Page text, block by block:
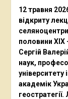
12 травня
відкриту
половини ХІХ
Сергій
наук,
академік